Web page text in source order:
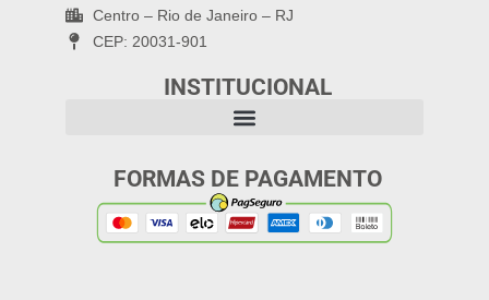
Centro – Rio de Janeiro – RJ
CEP: 20031-901
INSTITUCIONAL
FORMAS DE PAGAMENTO